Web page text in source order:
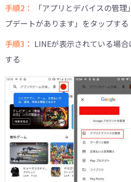
手順2：
「アプリとデバイスの管
プデートがあります」をタップする
手順3： LINEが表示されている場
する